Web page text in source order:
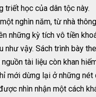
triết học của dân tộc này.
nghìn năm, từ nhà
những kỳ tích vô tiền
vậy. Sách trình bày
tài liệu còn khan
mới dừng lại ở những nét
nhìn nhận một cách